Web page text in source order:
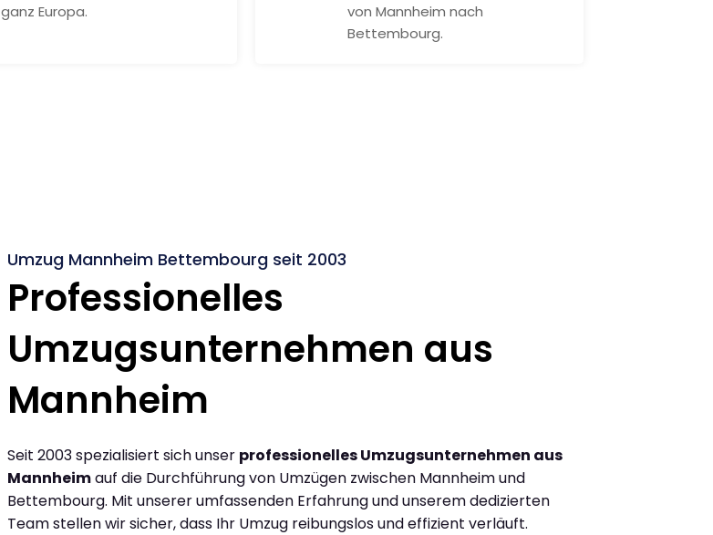
ganz Europa.
von Mannheim nach
Bettembourg.
Umzug Mannheim Bettembourg seit 2003
Professionelles
Umzugsunternehmen aus
Mannheim
Seit 2003 spezialisiert sich unser professionelles Umzugsunternehmen aus
Mannheimauf die Durchführung von Umzügen zwischen Mannheim und
Bettembourg. Mit unserer umfassenden Erfahrung und unserem dedizierten
Team stellen wir sicher, dass Ihr Umzug reibungslos und effizient verläuft.